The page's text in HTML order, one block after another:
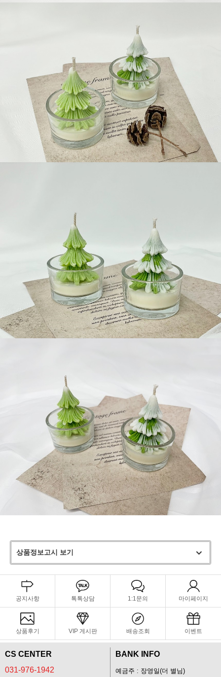
상품정보고시 보기
공지사항 톡톡상담 1:1문의 마이페이지
상품후기 VIP 게시판 배송조회 이벤트
CS CENTER
031-976-1942
BANK INFO
예금주 : 장영일(더 별님)